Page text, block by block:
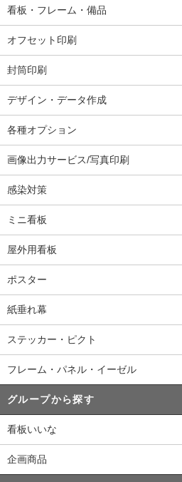
看板・フレーム・備品
オフセット印刷
封筒印刷
デザイン・データ作成
各種オプション
画像出力サービス/写真印刷
感染対策
ミニ看板
屋外用看板
ポスター
紙垂れ幕
ステッカー・ピクト
フレーム・パネル・イーゼル
グループから探す
看板いいな
企画商品